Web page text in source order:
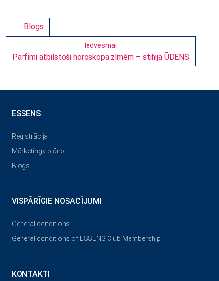
Blogs
Iedvesmai
Parfīmi atbilstoši horoskopa zīmēm – stihija ŪDENS
ESSENS
Reģistrācija
Mārketinga plāns
Blogs
VISPĀRĪGIE NOSACĪJUMI
General conditions
General conditions of ESSENS Club Membership
KONTAKTI